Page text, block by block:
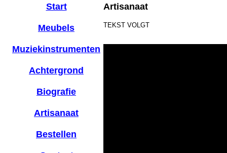
Start
Meubels
Muziekinstrumenten
Achtergrond
Biografie
Artisanaat
Bestellen
Artisanaat
TEKST VOLGT